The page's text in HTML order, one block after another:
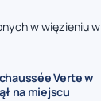
w więzieniu w
Verte w
na miejscu